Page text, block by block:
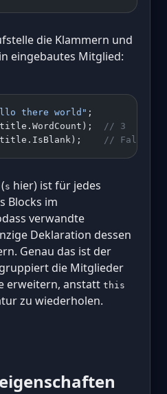
die Klammern und
eingebautes Mitglied:
there world" ;
// 3
// False
s hier) ist für jedes
Blocks im
verwandte
Deklaration dessen
Genau das ist der
die Mitglieder
erweitern, anstatt this
zu wiederholen.